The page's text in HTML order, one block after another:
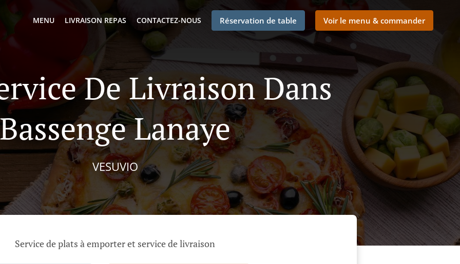
MENU LIVRAISON REPAS CONTACTEZ-NOUS Réservation de table Voir le menu & commander
De Livraison Dans
Bassenge Lanaye
VESUVIO
Service de plats à emporter et service de livraison